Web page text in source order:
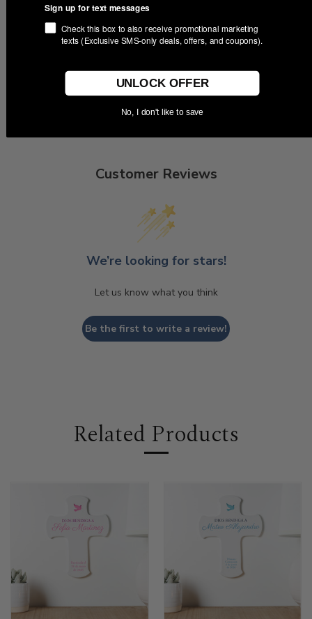
en Indiana.
Customer Reviews
We’re looking for stars!
Let us know what you think
Be the first to write a review!
Related Products
Sign up for text messages
Check this box to also receive promotional marketing
texts (Exclusive SMS-only deals, offers, and coupons).
UNLOCK OFFER
No, I don't like to save